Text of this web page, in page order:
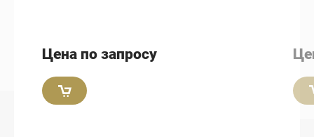
Цена по запросу